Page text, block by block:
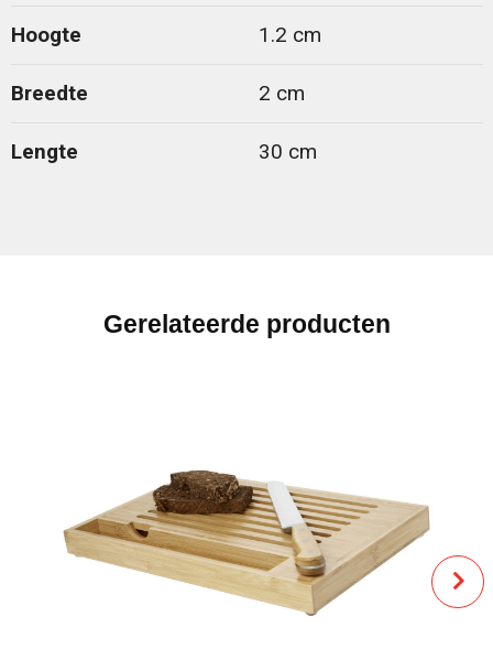
Hoogte 1.2 cm
Breedte 2 cm
Lengte 30 cm
Gerelateerde producten